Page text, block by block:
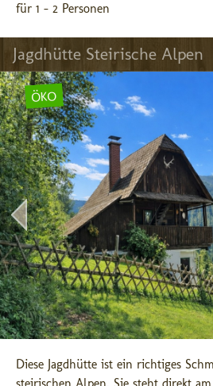
für 1 - 2 Personen
Jagdhütte Steirische Alpen
ÖKO
Diese Jagdhütte ist ein richtiges